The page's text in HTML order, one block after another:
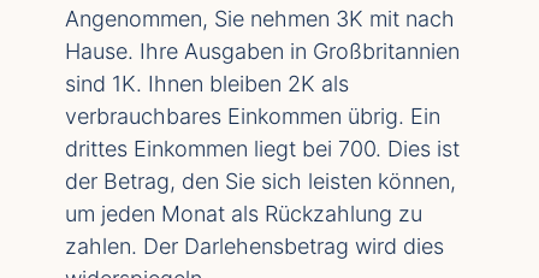
Angenommen, Sie nehmen 3K mit nach
Hause. Ihre Ausgaben in Großbritannien
sind 1K. Ihnen bleiben 2K als
verbrauchbares Einkommen übrig. Ein
drittes Einkommen liegt bei 700. Dies ist
der Betrag, den Sie sich leisten können,
um jeden Monat als Rückzahlung zu
zahlen. Der Darlehensbetrag wird dies